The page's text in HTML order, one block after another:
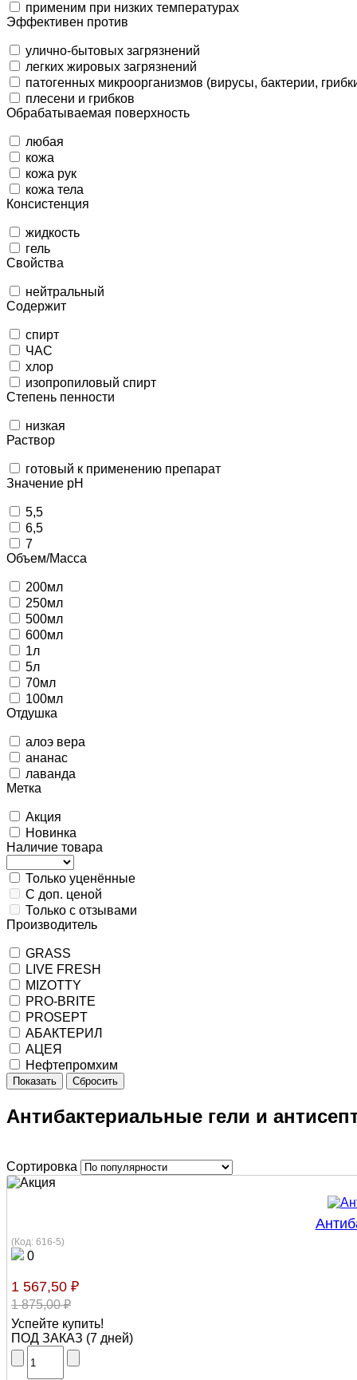
применим при низких температурах
Эффективен против
улично-бытовых загрязнений
легких жировых загрязнений
патогенных микроорганизмов (вирусы, бактерии,
плесени и грибков
Обрабатываемая поверхность
любая
кожа
кожа рук
кожа тела
Консистенция
жидкость
гель
Свойства
нейтральный
Содержит
спирт
ЧАС
хлор
изопропиловый спирт
Степень пенности
низкая
Раствор
готовый к применению препарат
Значение pH
5,5
6,5
7
Объем/Масса
200мл
250мл
500мл
600мл
1л
5л
70мл
100мл
Отдушка
алоэ вера
ананас
лаванда
Метка
Акция
Новинка
Наличие товара
Только уценённые
С доп. ценой
Только с отзывами
Производитель
GRASS
LIVE FRESH
MIZOTTY
PRO-BRITE
PROSEPT
АБАКТЕРИЛ
АЦЕЯ
Нефтепромхим
Показать Сбросить
Антибактериальные гели и
Сортировка
(Код: 616-5)
0
1 567,50 ₽
1 875,00 ₽
Успейте купить!
ПОД ЗАКАЗ (7 дней)